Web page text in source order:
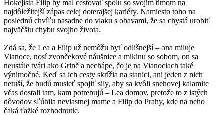
Hokejista Filip by mal cestovať spolu so svojím tímom na
najdôležitejší zápas celej doterajšej kariéry. Namiesto toho na
poslednú chvíľu nasadne do vlaku s obavami, že sa chystá urobiť
najväčšiu chybu svojho života.
Zdá sa, že Lea a Filip už nemôžu byť odlišnejší – ona miluje
Vianoce, nosí zvončekové náušnice a mikinu so sobom, on sa
neustále tvári ako Grinč a nechápe, čo je na Vianociach také
výnimočné. Keď sa ich cesty skrížia na stanici, ani jeden z nich
netuší, že budú musieť spojiť sily, aby sa kvôli snehovej kalamite
včas dostali tam, kam potrebujú – Lea domov, pretože to z istých
dôvodov sľúbila nevlastnej mame a Filip do Prahy, kde na neho
čaká ťažké rozhodnutie.